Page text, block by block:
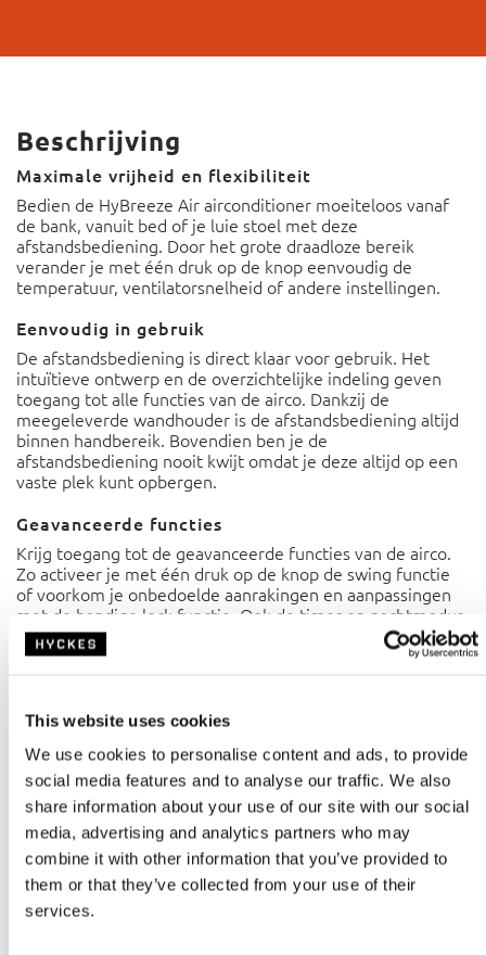
This website uses cookies
We use cookies to personalise content and ads, to provide
social media features and to analyse our traffic. We also
share information about your use of our site with our social
media, advertising and analytics partners who may
combine it with other information that you’ve provided to
them or that they’ve collected from your use of their
services.
Beschrijving
Maximale vrijheid en flexibiliteit
Bedien de HyBreeze Air airconditioner moeiteloos vanaf
de bank, vanuit bed of je luie stoel met deze
afstandsbediening. Door het grote draadloze bereik
verander je met één druk op de knop eenvoudig de
temperatuur, ventilatorsnelheid of andere instellingen.
Eenvoudig in gebruik
De afstandsbediening is direct klaar voor gebruik. Het
intuïtieve ontwerp en de overzichtelijke indeling geven
toegang tot alle functies van de airco. Dankzij de
meegeleverde wandhouder is de afstandsbediening altijd
binnen handbereik. Bovendien ben je de
afstandsbediening nooit kwijt omdat je deze altijd op een
vaste plek kunt opbergen.
Geavanceerde functies
Krijg toegang tot de geavanceerde functies van de airco.
Zo activeer je met één druk op de knop de swing functie
of voorkom je onbedoelde aanrakingen en aanpassingen
met de handige lock functie. Ook de timer en nachtmodus
zijn eenvoudig te activeren of in te stellen.
Specificaties
EAN
8720865176314
Compatibiliteit
HyBreeze Air
Handleiding